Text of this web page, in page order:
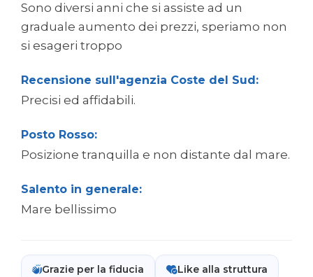
Sono diversi anni che si assiste ad un
graduale aumento dei prezzi, speriamo non
si esageri troppo
Recensione sull'agenzia Coste del Sud:
Precisi ed affidabili.
Posto Rosso:
Posizione tranquilla e non distante dal mare.
Salento in generale:
Mare bellissimo
Grazie per la fiducia Like alla struttura